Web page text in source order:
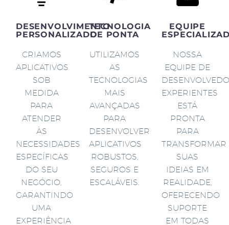
DESENVOLVIMENTO
PERSONALIZADO
CRIAMOS
APLICATIVOS
SOB
MEDIDA
PARA
ATENDER
ÀS
NECESSIDADES
ESPECÍFICAS
DO SEU
NEGÓCIO,
GARANTINDO
UMA
EXPERIÊNCIA
TECNOLOGIA
DE PONTA
UTILIZAMOS
AS
TECNOLOGIAS
MAIS
AVANÇADAS
PARA
DESENVOLVER
APLICATIVOS
ROBUSTOS,
SEGUROS E
ESCALÁVEIS.
EQUIPE
NOSSA
EQUIPE DE
EXPERIENTES
ESTÁ
PRONTA
PARA
TRANSFORMAR
SUAS
IDEIAS EM
REALIDADE,
OFERECENDO
SUPORTE
EM TODAS